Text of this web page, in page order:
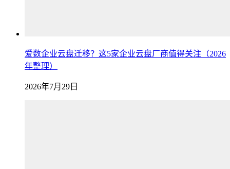
爱数企业云盘迁移？这5家企业云盘厂商值得关注（2026
年整理）
2026年7月29日